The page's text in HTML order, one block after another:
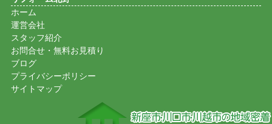
ホーム
運営会社
スタッフ紹介
お問合せ・無料お見積り
ブログ
プライバシーポリシー
サイトマップ